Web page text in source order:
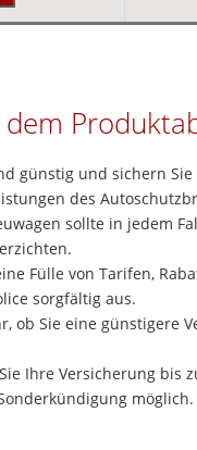
günstig und sichern
des
sollte in jedem
Fülle von Tarifen,
sorgfältig aus.
ob Sie eine günstigere
Ihre Versicherung
möglich.